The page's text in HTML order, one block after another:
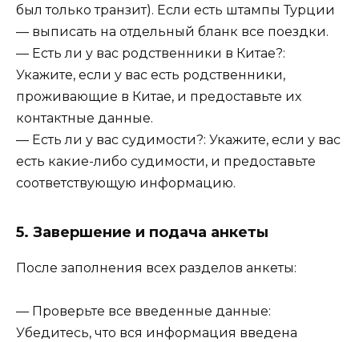
был только транзит). Если есть штампы Турции
— выписать на отдельный бланк все поездки.
— Есть ли у вас родственники в Китае?:
Укажите, если у вас есть родственники,
проживающие в Китае, и предоставьте их
контактные данные.
— Есть ли у вас судимости?: Укажите, если у вас
есть какие-либо судимости, и предоставьте
соответствующую информацию.
5. Завершение и подача анкеты
После заполнения всех разделов анкеты:
— Проверьте все введенные данные:
Убедитесь, что вся информация введена